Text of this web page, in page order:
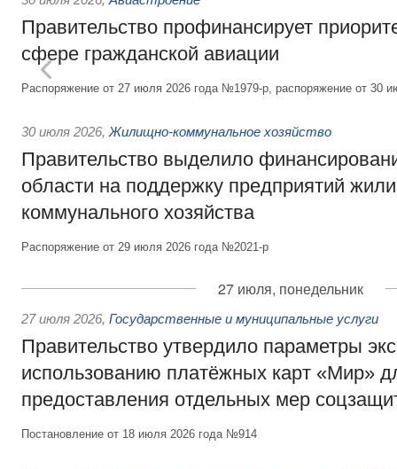
Правительство профинансирует
сфере гражданской авиации
Распоряжение от 27 июля 2026 года №1979-р, распоряжение от 30
30 июля 2026, Жилищно-коммунальное хозяйство
Правительство выделило
области на поддержку предприятий
коммунального хозяйства
Распоряжение от 29 июля 2026 года №2021-р
27 июля, понедельник
27 июля 2026, Государственные и муниципальные услуги
Правительство утвердило параметры
использованию платёжных карт «Мир»
предоставления отдельных мер
Постановление от 18 июля 2026 года №914